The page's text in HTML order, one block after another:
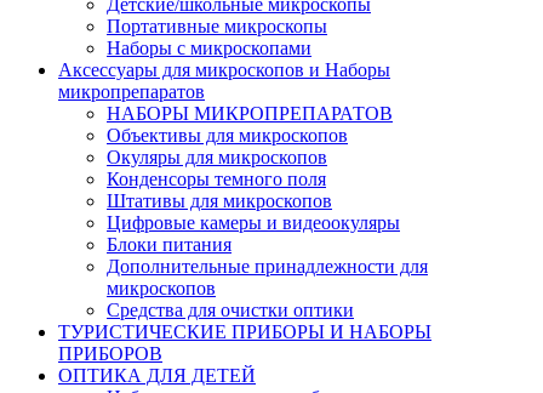
Детские/школьные микроскопы
Портативные микроскопы
Наборы с микроскопами
Аксессуары для микроскопов и Наборы
микропрепаратов
НАБОРЫ МИКРОПРЕПАРАТОВ
Объективы для микроскопов
Окуляры для микроскопов
Конденсоры темного поля
Штативы для микроскопов
Цифровые камеры и видеоокуляры
Блоки питания
Дополнительные принадлежности для
микроскопов
Средства для очистки оптики
ТУРИСТИЧЕСКИЕ ПРИБОРЫ И НАБОРЫ
ПРИБОРОВ
ОПТИКА ДЛЯ ДЕТЕЙ